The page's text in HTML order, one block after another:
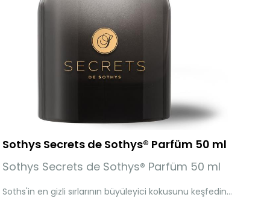
Sothys Secrets de Sothys® Parfüm 50 ml
Sothys Secrets de Sothys® Parfüm 50 ml
Soths'in en gizli sırlarının büyüleyici kokusunu keşfedin…